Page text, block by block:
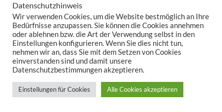
ABWISCHBARES TISCHTUCH
ALLROUND BASKET GOBELIN , AUFLEGER GOBELIN,BESTICKTE
WOLLKISSEN,BESTICKTES WOLLKISSEN,BILLIGE KISSEN,
BILLIGE TISCHDECKE,BILLIGE TISCHLÄUFER, BILLIGE
TISCHWÄSCHE,BILLIGES TISCHTUCH,BROTKORB FRÜHLING
BROTKORB HERBST,BROTKORB SANDER
DIGITALDRUCK FRÜHLING
TISCHDECKE,FESTLICHE TISCHDECKEN,FESTLICHE
TISCHTÜCHER,FESTLICHES TISCHTUCH,
Datenschutzhinweis
Wir verwenden Cookies, um die Website bestmöglich an Ihre
Bedürfnisse anzupassen. Sie können die Cookies annehmen
oder ablehnen bzw. die Art der Verwendung selbst in den
Einstellungen konfigurieren. Wenn Sie dies nicht tun,
nehmen wir an, dass Sie mit dem Setzen von Cookies
einverstanden sind und damit unsere
Datenschutzbestimmungen akzeptieren.
Einstellungen für Cookies Alle Cookies akzeptieren